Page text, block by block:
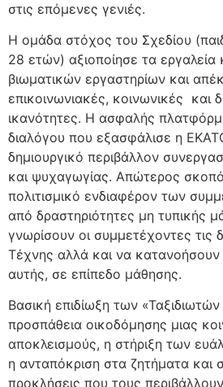
στις επόμενες γενιές.
Η ομάδα στόχος του Σχεδίου
28 ετών) αξιοποίησε τα εργαλεία
βιωματικών εργαστηρίων και
επικοινωνιακές, κοινωνικές και
ικανότητες. Η ασφαλής
διαλόγου που εξασφάλισε η
δημιουργικό περιβάλλον
και ψυχαγωγίας. Απώτερος
πολιτισμικό ενδιαφέρον των
από δραστηριότητες μη τυπικής
γνωρίσουν οι συμμετέχοντες τις
Τέχνης αλλά και να
αυτής, σε επίπεδο μάθησης.
Βασική επιδίωξη των
προσπάθεια οικοδόμησης μιας
αποκλεισμούς, η στήριξη των
η ανταπόκριση στα ζητήματα και
προκλήσεις που τους